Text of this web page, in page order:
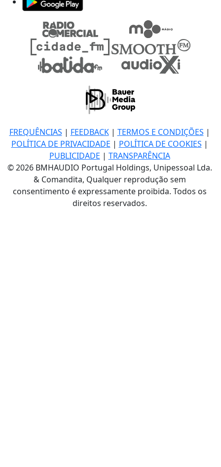
FREQUÊNCIAS | FEEDBACK| TERMOS E CONDIÇÕES |
POLÍTICA DE PRIVACIDADE | POLÍTICA DE COOKIES |
PUBLICIDADE | TRANSPARÊNCIA
© 2026 BMHAUDIO Portugal Holdings, Unipessoal Lda.
& Comandita, Qualquer reprodução sem
consentimento é expressamente proibida. Todos os
direitos reservados.